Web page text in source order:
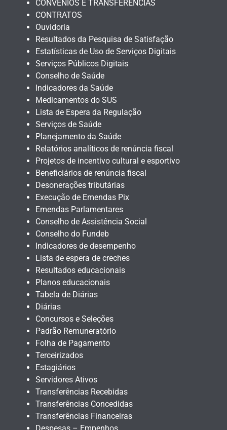
CONVÊNIOS E TRANSFERÊNCIAS
CONTRATOS
Ouvidoria
Resultados da Pesquisa de Satisfação
Estatísticas de Uso de Serviços Digitais
Serviços Públicos Digitais
Conselho de Saúde
Indicadores da Saúde
Medicamentos do SUS
Lista de Espera da Regulação
Serviços de Saúde
Planejamento da Saúde
Relatórios analíticos de renúncia fiscal
Projetos de incentivo cultural e esportivo
Beneficiários de renúncia fiscal
Desonerações tributárias
Execução de Emendas Pix
Emendas Parlamentares
Conselho de Assistência Social
Conselho do Fundeb
Indicadores de desempenho
Lista de espera de creches
Resultados educacionais
Planos educacionais
Tabela de Diárias
Diárias
Concursos e Seleções
Padrão Remuneratório
Folha de Pagamento
Terceirizados
Estagiários
Servidores Ativos
Transferências Recebidas
Transferências Concedidas
Transferências Financeiras